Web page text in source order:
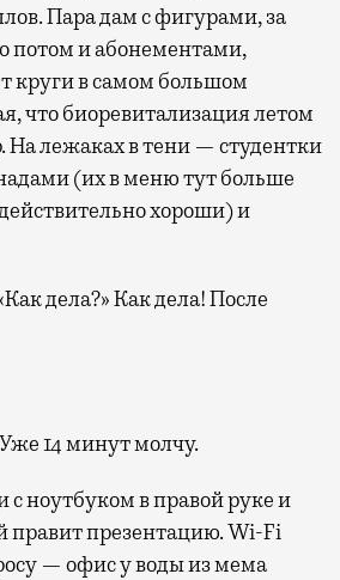
Пара дам с фигурами, за
потом и абонементами,
круги в самом большом
что биоревитализация летом
На лежаках в тени — студентки
(их в меню тут больше
хороши) и
дела?» Как дела! После
14 минут молчу.
с ноутбуком в правой руке и
правит презентацию. Wi-Fi
— офис у воды из мема